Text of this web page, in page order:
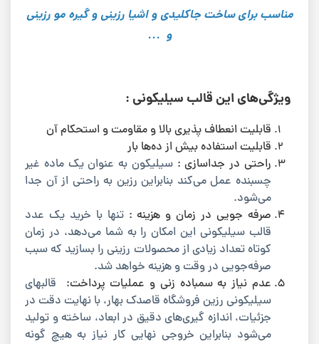
مناسب برای ساخت جاکلیدی و اشیا رزینی و گیره مو رزینی
و ...
ویژگی‌های این قالب سیلیکونی :
قابلیت انعطاف پذیری بالا و مقاومت و استحکام آن
قابلیت استفاده بیش از ده‌ها بار
راحتی در جداسازی :سیلیکون به عنوان یک ماده غیر
چسبنده عمل می‌کند بنابراین رزین به راحتی از آن جدا
می‌شود.
صرفه جویی در زمان و هزینه :تنها با خرید یک عدد
قالب سیلیکونی این امکان را به شما می‌دهد، در زمان
کوتاه تعداد زیادی از محصولات رزینی را بسازید که سبب
صرفه‌جویی در وقت و هزینه خواهد شد.
عدم نیاز به سمباده زنی و عملیات پرداخت: قالبهای
سیلیکونی رزین فروشگاه قاصدک بهار، با نهایت دقت در
جزئیات، اندازه گیری‌های دقیق در ابعاد، ساخته و تولید
می‌شود بنابراین خروجی نهایی کار نیاز به هیچ گونه